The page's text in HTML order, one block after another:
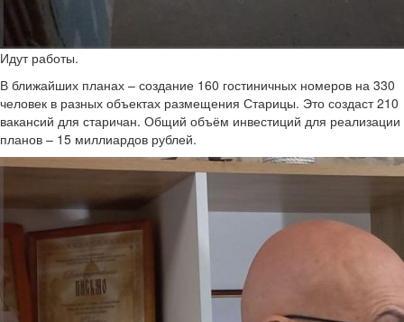
Идут работы.
В ближайших планах – создание 160 гостиничных номеров на 330
человек в разных объектах размещения Старицы. Это создаст 210
вакансий для старичан. Общий объём инвестиций для реализации
планов – 15 миллиардов рублей.